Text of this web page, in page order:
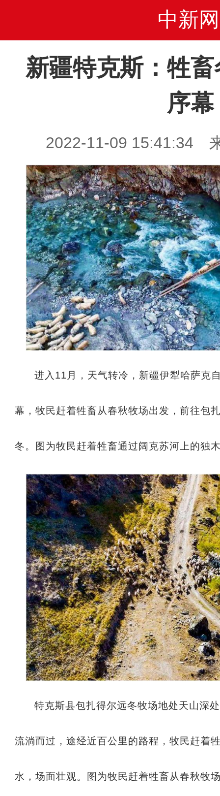
中新网
新疆特克斯：牲
序幕
2022-11-09 15:41:34
进入11月，天气转冷，新疆伊犁哈萨克
幕，牧民赶着牲畜从春秋牧场出发，前往包
冬。图为牧民赶着牲畜通过阔克苏河上的独
特克斯县包扎得尔远冬牧场地处天山深
流淌而过，途经近百公里的路程，牧民赶着
水，场面壮观。图为牧民赶着牲畜从春秋牧